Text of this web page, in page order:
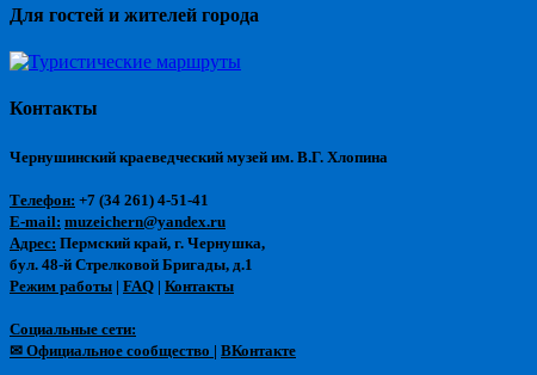
Для гостей и жителей города
Контакты
Чернушинский краеведческий музей им. В.Г. Хлопина
Телефон: +7 (34 261) 4-51-41
E-mail: muzeichern@yandex.ru
Адрес: Пермский край, г. Чернушка,
бул. 48-й Стрелковой Бригады, д.1
Режим работы | FAQ | Контакты
Социальные сети:
✉ Официальное сообщество | ВКонтакте